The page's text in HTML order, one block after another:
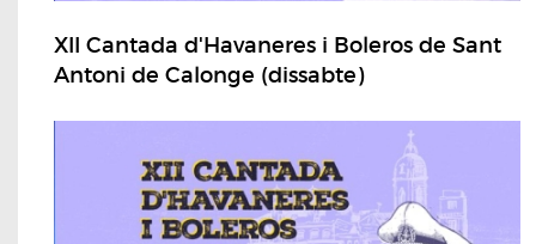
XII Cantada d'Havaneres i Boleros de Sant
Antoni de Calonge (dissabte)